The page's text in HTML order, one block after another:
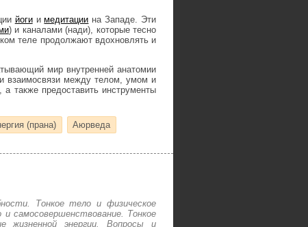
йогиимедитации на Западе. Эти
) и каналами (нади), которые тесно
теле продолжают вдохновлять и
мир внутренней анатомии
взаимосвязи между телом, умом и
также предоставить инструменты
(прана) Аюрведа
Тонкое тело и физическое
самосовершенствование. Тонкое
жизненной энергии. Вопросы и